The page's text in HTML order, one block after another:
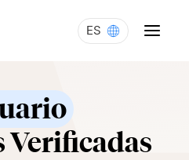
ES
Verificadas